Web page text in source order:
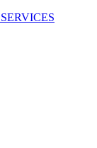
SERVICES